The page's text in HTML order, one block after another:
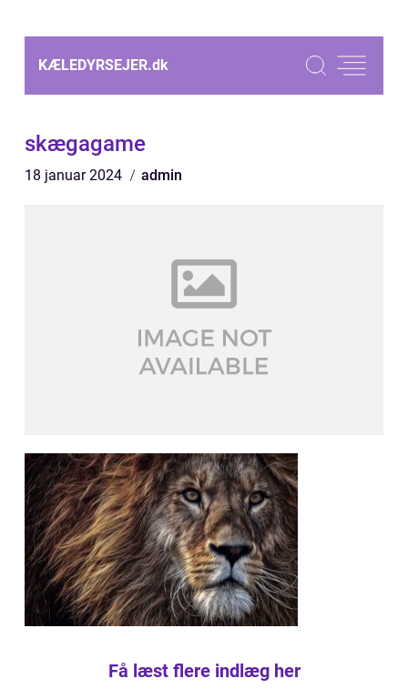
KÆLEDYRSEJER.dk
skægagame
18 januar 2024 admin
Få læst flere indlæg her